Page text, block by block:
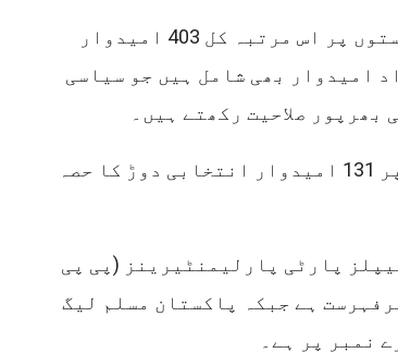
گلگت اسمبلی کی ان 24 جنرل نشستوں پر اس مرتبہ کل 403 امیدوار
سامنے ہیں جن میں 272 آزاد امیدوار بھی شامل ہیں جو سیاسی
صلاحیت رکھتے ہیں۔
مختلف سیاسی جماعتوں کے ٹکٹ پر 131 امیدوار انتخابی دوڑ کا حصہ
پارٹی پارلیمنٹیرینز (پی پی
سرفہرست ہے جبکہ پاکستان مسلم لیگ